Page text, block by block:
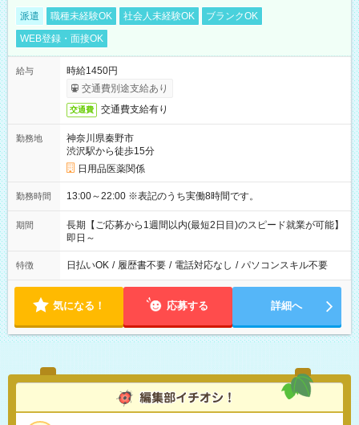
派遣 職種未経験OK 社会人未経験OK
ブランクOK
WEB登録・面接OK
給与
時給1450円
交通費別途支給あり
交通費 交通費支給有り
勤務地
神奈川県秦野市
渋沢駅から徒歩15分
日用品医薬関係
勤務時間 13:00～22:00 ※表記のうち実働8時間です。
期間
長期【ご応募から1週間以内(最短2日目)のスピード就業が可能】
即日～
特徴 日払いOK / 履歴書不要 / 電話対応なし / パソコンスキル不要
気になる！ 応募する 詳細へ